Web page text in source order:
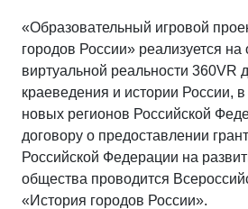
«Образовательный игровой
городов России» реализуется на
виртуальной реальности 360VR
краеведения и истории России,
новых регионов Российской
договору о предоставлении
Российской Федерации на
общества проводится
«История городов России».